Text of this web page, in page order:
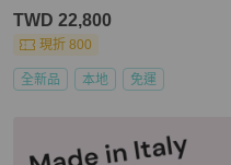
TWD 22,800
現折 800
全新品 本地 免運